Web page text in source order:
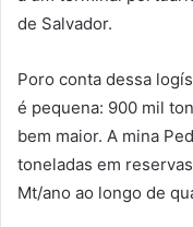
de Salvador.
Poro conta dessa
é pequena: 900 mil
bem maior. A mina
toneladas em
Mt/ano ao longo de